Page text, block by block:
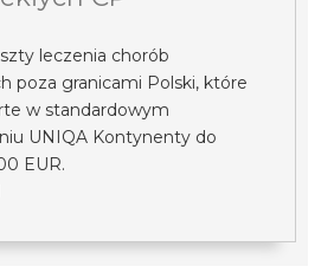
leczenia chorób
poza granicami Polski, które
w standardowym
UNIQA Kontynenty do
EUR.